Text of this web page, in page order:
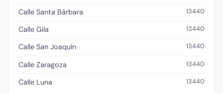
Calle Santa Bárbara 13440
Calle Gila 13440
Calle San Joaquín 13440
Calle Zaragoza 13440
Calle Luna 13440